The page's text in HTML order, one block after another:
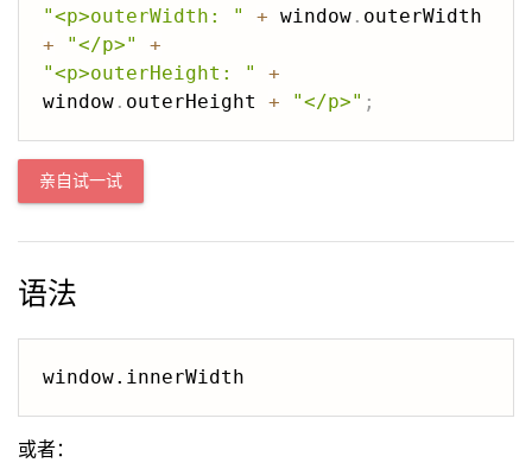
"<p>outerWidth: "
+ window .
+
"</p>"
+
"<p>outerHeight: "
+
window . outerHeight + "</p>" ;
亲自试一试
语法
window.innerWidth
或者：